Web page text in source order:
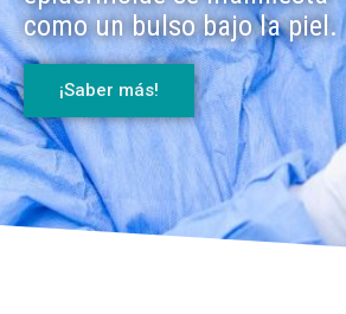
como un bulso bajo la piel.
¡Saber más!